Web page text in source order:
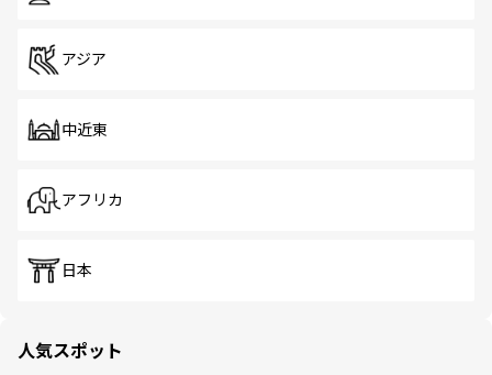
アジア
中近東
アフリカ
日本
人気スポット